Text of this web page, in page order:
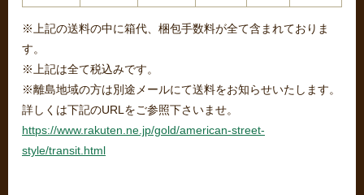
※上記の送料の中に箱代、梱包手数料が全て含まれておりま
す。
※上記は全て税込みです。
※離島地域の方は別途メールにて送料をお知らせいたします。
詳しくは下記のURLをご参照下さいませ。
https://www.rakuten.ne.jp/gold/american-street-
style/transit.html